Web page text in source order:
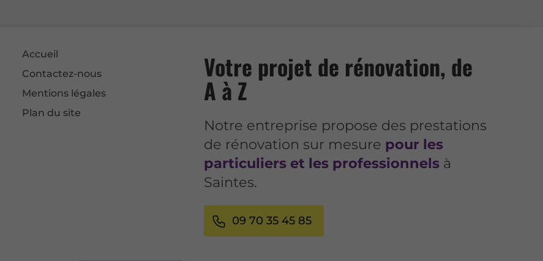
Accueil
Contactez-nous
Mentions légales
Plan du site
Votre projet de rénovation, de
A à Z
Notre entreprise propose des prestations
de rénovation sur mesure pour les
particuliers et les professionnels à
Saintes.
09 70 35 45 85